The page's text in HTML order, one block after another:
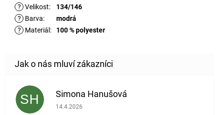
? Velikost:
134/146
?
Barva:
modrá
?
Materiál : 100 % polyester
SH Simona Hanušová
Hodnocení obchodu je 5 z 5 hvězdiček.
14.4.2026